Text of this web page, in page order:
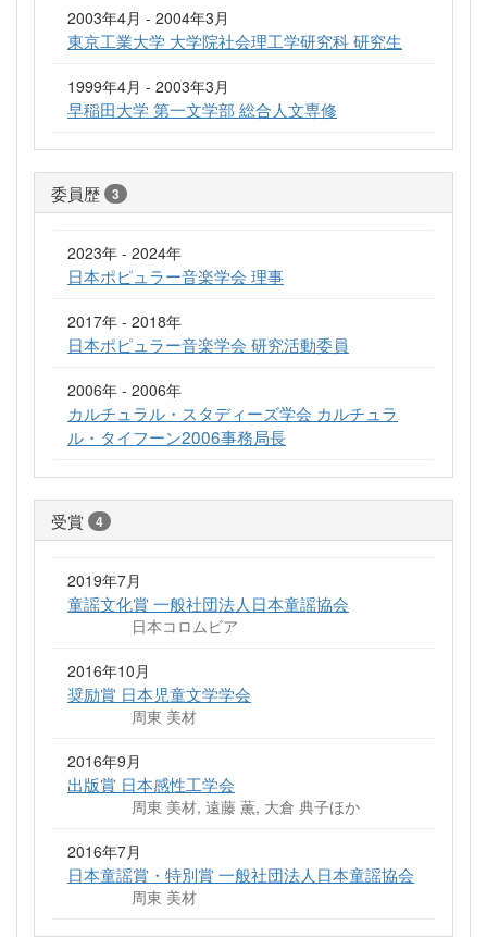
2003年4月 - 2004年3月
東京工業大学 大学院社会理工学研究科 研究生
1999年4月 - 2003年3月
早稲田大学 第一文学部 総合人文専修
委員歴 3
2023年 - 2024年
日本ポピュラー音楽学会 理事
2017年 - 2018年
日本ポピュラー音楽学会 研究活動委員
2006年 - 2006年
カルチュラル・スタディーズ学会 カルチュラ
ル・タイフーン2006事務局長
受賞 4
2019年7月
童謡文化賞 一般社団法人日本童謡協会
日本コロムビア
2016年10月
奨励賞 日本児童文学学会
周東 美材
2016年9月
出版賞 日本感性工学会
周東 美材, 遠藤 薫, 大倉 典子ほか
2016年7月
日本童謡賞・特別賞 一般社団法人日本童謡協会
周東 美材